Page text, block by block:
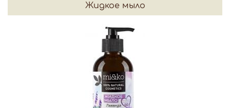
Жидкое мыло